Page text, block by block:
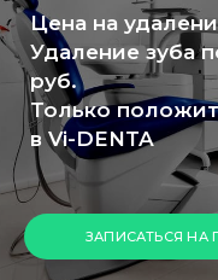
Цена на
Удаление зуба
руб.
Только
в Vi-DENTA
ЗАПИСАТЬСЯ НА